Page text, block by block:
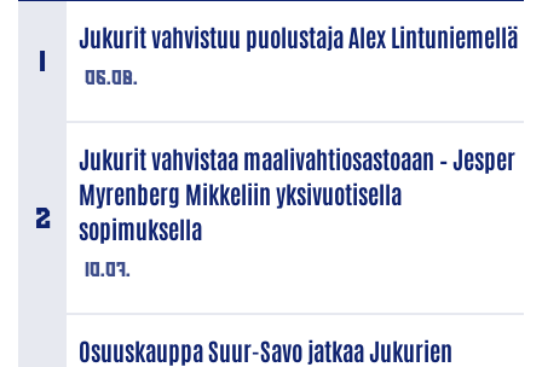
06.08.
Jukurit vahvistuu puolustaja Alex Lintuniemellä
10.07.
Jukurit vahvistaa maalivahtiosastoaan – Jesper
Myrenberg Mikkeliin yksivuotisella
sopimuksella
Osuuskauppa Suur-Savo jatkaa Jukurien